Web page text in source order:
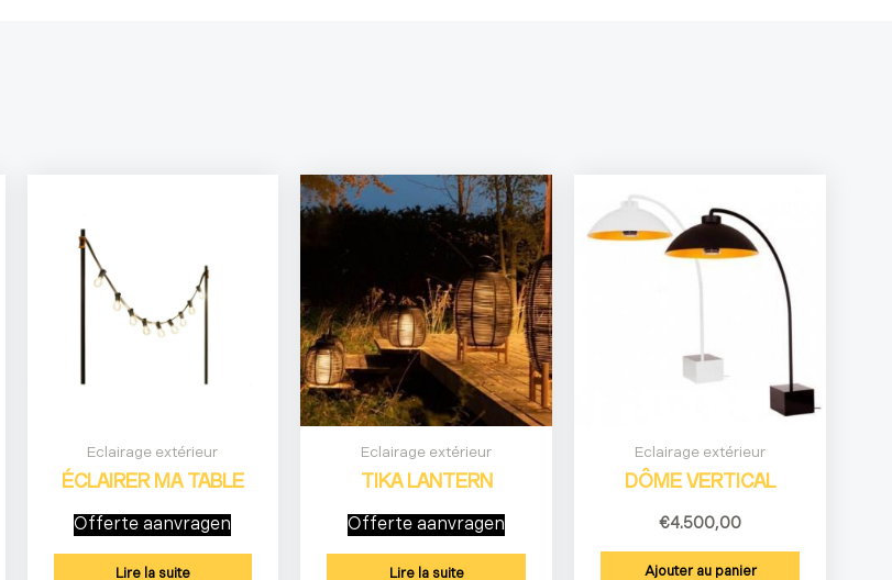
Eclairage extérieur
ÉCLAIRER MA TABLE
Offerte aanvragen
Lire la suite
Eclairage extérieur
TIKA LANTERN
Offerte aanvragen
Lire la suite
Eclairage extérieur
DÔME VERTICAL
€4.500,00
Ajouter au panier